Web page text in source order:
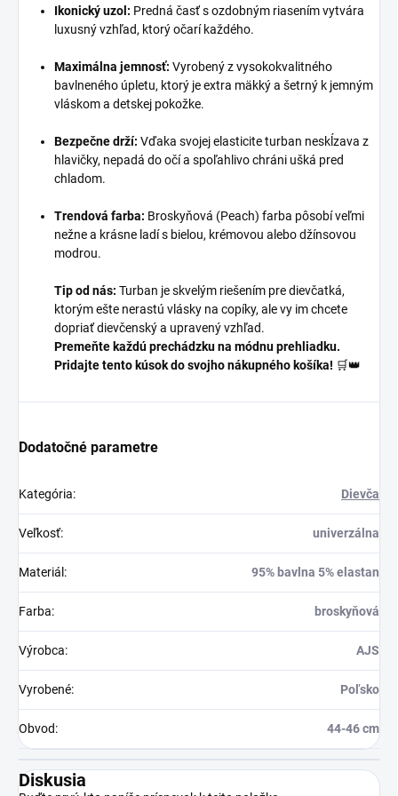
Ikonický uzol: Predná časť s ozdobným riasením vytvára
luxusný vzhľad, ktorý očarí každého.
Maximálna jemnosť: Vyrobený z vysokokvalitného
bavlneného úpletu, ktorý je extra mäkký a šetrný k jemným
vláskom a detskej pokožke.
Bezpečne drží: Vďaka svojej elasticite turban neskĺzava z
hlavičky, nepadá do očí a spoľahlivo chráni ušká pred
chladom.
Trendová farba: Broskyňová (Peach) farba pôsobí veľmi
nežne a krásne ladí s bielou, krémovou alebo džínsovou
modrou.
Tip od nás: Turban je skvelým riešením pre dievčatká,
ktorým ešte nerastú vlásky na copíky, ale vy im chcete
dopriať dievčenský a upravený vzhľad.
Premeňte každú prechádzku na módnu prehliadku.
Pridajte tento kúsok do svojho nákupného košíka! 🛒👑
Dodatočné parametre
Kategória: Dievča
Veľkosť: univerzálna
Materiál : 95% bavlna 5% elastan
Farba: broskyňová
Výrobca: AJS
Vyrobené: Poľsko
Obvod: 44-46 cm
Diskusia